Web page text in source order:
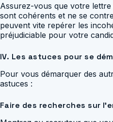
Assurez-vous que votre
sont cohérents et ne se
peuvent vite repérer les
préjudiciable pour votre
IV. Les astuces pour se
Pour vous démarquer des
astuces :
Faire des recherches sur